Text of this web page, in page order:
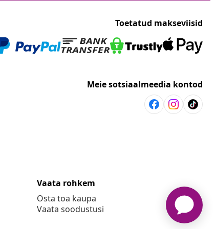
Toetatud makseviisid
Meie sotsiaalmeedia kontod
Vaata rohkem
Osta toa kaupa
Vaata soodustusi